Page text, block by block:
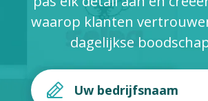
Over
waarop klanten
dagelijkse